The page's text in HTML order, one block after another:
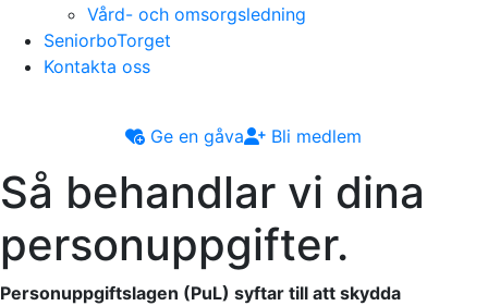
Vård- och omsorgsledning
SeniorboTorget
Kontakta oss
Ge en gåva Bli medlem
Så behandlar vi dina
personuppgifter.
Personuppgiftslagen (PuL) syftar till att skydda